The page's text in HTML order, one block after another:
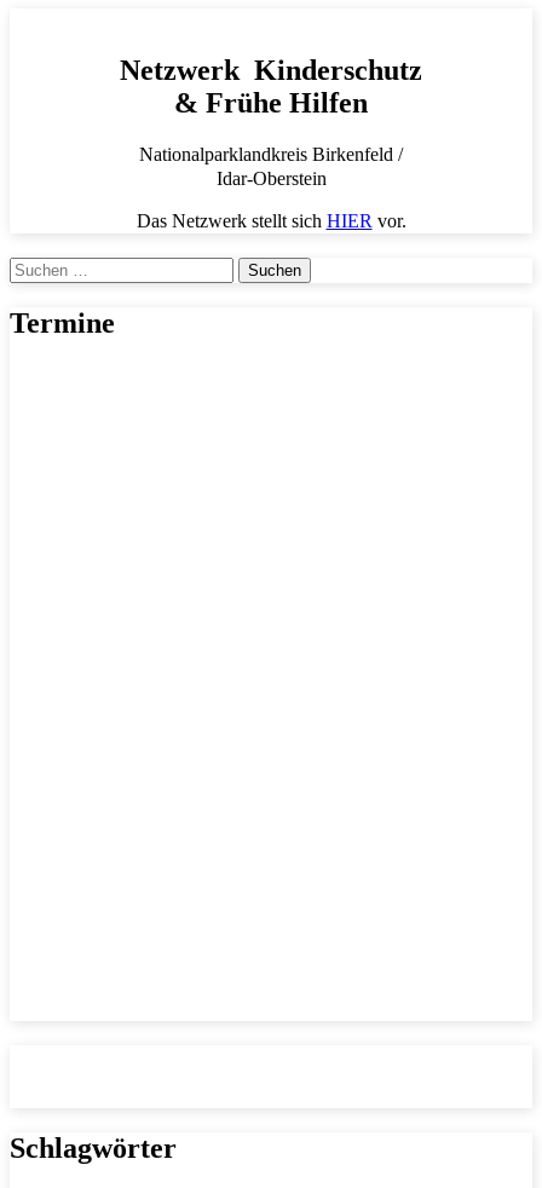
Netzwerk Kinderschutz
& Frühe Hilfen
Nationalparklandkreis Birkenfeld /
Idar-Oberstein
Das Netzwerk stellt sich HIERvor.
Suchen
nach:
Termine
Schlagwörter